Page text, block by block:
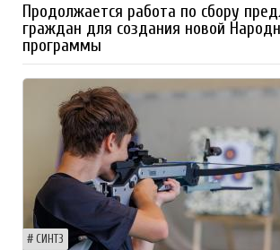
Продолжается работа по сбору
граждан для создания новой
программы
СИНТЗ